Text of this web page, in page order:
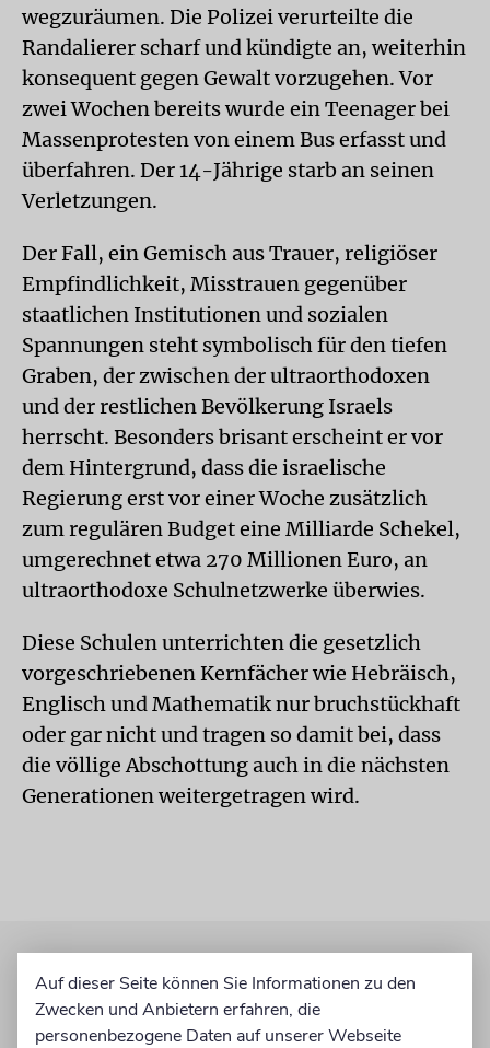
wegzuräumen. Die Polizei verurteilte die
Randalierer scharf und kündigte an, weiterhin
konsequent gegen Gewalt vorzugehen. Vor
zwei Wochen bereits wurde ein Teenager bei
Massenprotesten von einem Bus erfasst und
überfahren. Der 14-Jährige starb an seinen
Verletzungen.
Der Fall, ein Gemisch aus Trauer, religiöser
Empfindlichkeit, Misstrauen gegenüber
staatlichen Institutionen und sozialen
Spannungen steht symbolisch für den tiefen
Graben, der zwischen der ultraorthodoxen
und der restlichen Bevölkerung Israels
herrscht. Besonders brisant erscheint er vor
dem Hintergrund, dass die israelische
Regierung erst vor einer Woche zusätzlich
zum regulären Budget eine Milliarde Schekel,
umgerechnet etwa 270 Millionen Euro, an
ultraorthodoxe Schulnetzwerke überwies.
Diese Schulen unterrichten die gesetzlich
vorgeschriebenen Kernfächer wie Hebräisch,
Englisch und Mathematik nur bruchstückhaft
oder gar nicht und tragen so damit bei, dass
die völlige Abschottung auch in die nächsten
Generationen weitergetragen wird.
Auf dieser Seite können Sie Informationen zu den
Zwecken und Anbietern erfahren, die
personenbezogene Daten auf unserer Webseite